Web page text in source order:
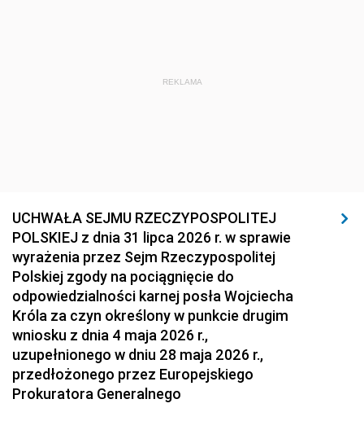
REKLAMA
UCHWAŁA SEJMU RZECZYPOSPOLITEJ
POLSKIEJ z dnia 31 lipca 2026 r. w sprawie
wyrażenia przez Sejm Rzeczypospolitej
Polskiej zgody na pociągnięcie do
odpowiedzialności karnej posła Wojciecha
Króla za czyn określony w punkcie drugim
wniosku z dnia 4 maja 2026 r.,
uzupełnionego w dniu 28 maja 2026 r.,
przedłożonego przez Europejskiego
Prokuratora Generalnego